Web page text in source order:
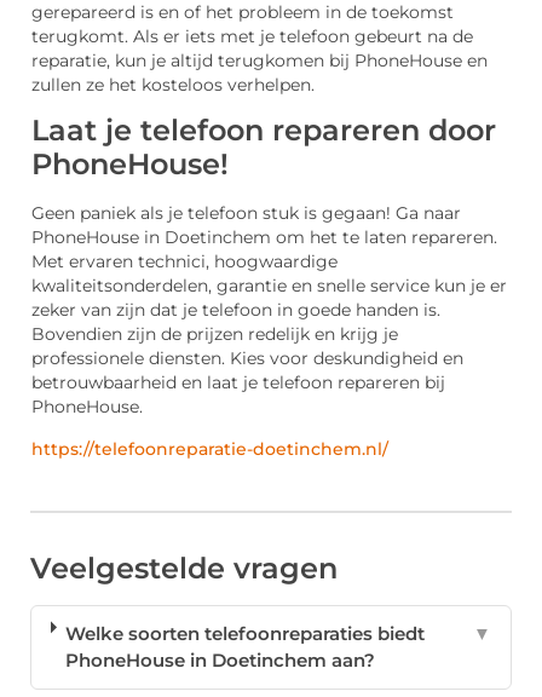
gerepareerd is en of het probleem in de toekomst
terugkomt. Als er iets met je telefoon gebeurt na de
reparatie, kun je altijd terugkomen bij PhoneHouse en
zullen ze het kosteloos verhelpen.
Laat je telefoon repareren door
PhoneHouse!
Geen paniek als je telefoon stuk is gegaan! Ga naar
PhoneHouse in Doetinchem om het te laten repareren.
Met ervaren technici, hoogwaardige
kwaliteitsonderdelen, garantie en snelle service kun je er
zeker van zijn dat je telefoon in goede handen is.
Bovendien zijn de prijzen redelijk en krijg je
professionele diensten. Kies voor deskundigheid en
betrouwbaarheid en laat je telefoon repareren bij
PhoneHouse.
https://telefoonreparatie-doetinchem.nl/
Veelgestelde vragen
Welke soorten telefoonreparaties biedt
PhoneHouse in Doetinchem aan?
▼